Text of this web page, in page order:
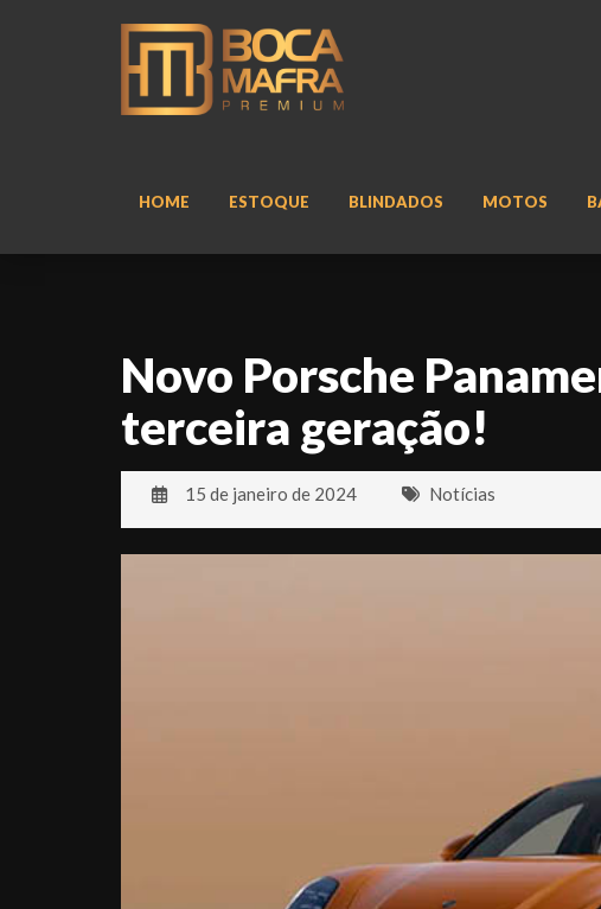
HOME ESTOQUE BLINDADOS MOTOS
Novo Porsche
terceira geração!
15 de janeiro de 2024 Notícias